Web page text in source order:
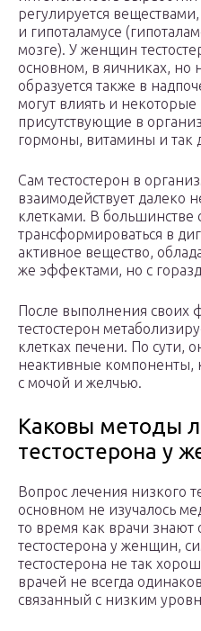
регулируется
и гипоталамусе
мозге). У женщин
основном, в яичниках, но
образуется также в
могут влиять и некоторые
присутствующие в
гормоны, витамины и так
Сам тестостерон в
взаимодействует далеко
клетками. В большинстве
трансформироваться в
активное вещество,
же эффектами, но с
После выполнения своих
тестостерон
клетках печени. По сути,
неактивные компоненты,
с мочой и желчью.
Каковы методы
тестостерона у
Вопрос лечения низкого
основном не изучалось
то время как врачи знают
тестостерона у женщин,
тестостерона не так
врачей не всегда
связанный с низким